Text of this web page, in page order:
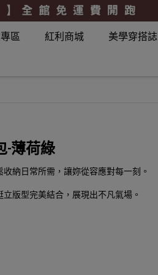
區 紅利商城 美學穿搭誌
-薄荷綠
納日常所需，讓妳從容應對每一刻。
版型完美結合，展現出不凡氣場。